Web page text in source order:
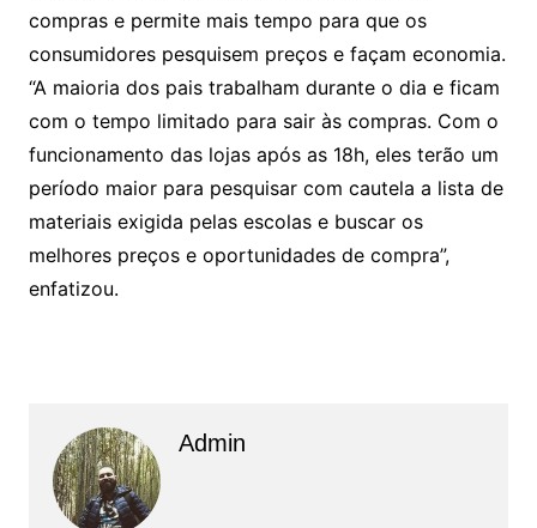
compras e permite mais tempo para que os
consumidores pesquisem preços e façam economia.
“A maioria dos pais trabalham durante o dia e ficam
com o tempo limitado para sair às compras. Com o
funcionamento das lojas após as 18h, eles terão um
período maior para pesquisar com cautela a lista de
materiais exigida pelas escolas e buscar os
melhores preços e oportunidades de compra”,
enfatizou.
Admin